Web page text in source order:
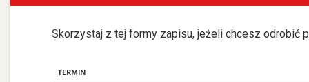
Skorzystaj z tej formy zapisu, jeżeli chcesz odrobić
TERMIN